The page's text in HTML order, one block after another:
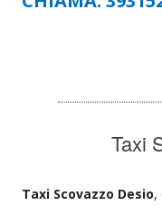
Taxi
Taxi Scovazzo Desio,